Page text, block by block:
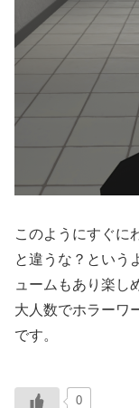
このようにすぐに
と違うな？という
ュームもあり楽し
大人数でホラーワ
です。
0